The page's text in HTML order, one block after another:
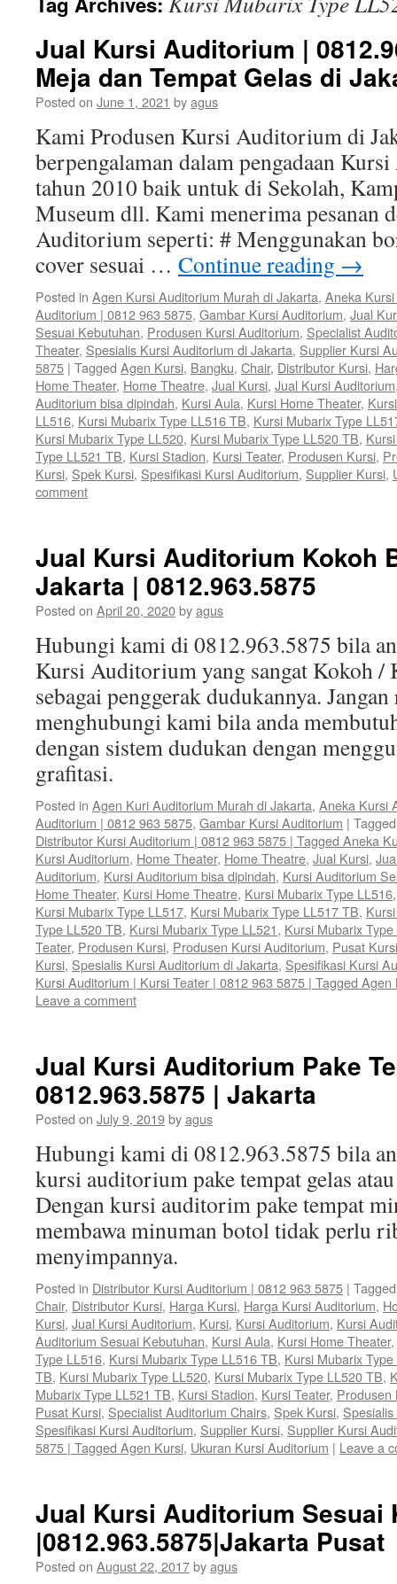
Jual Kursi Auditorium |
Meja dan Tempat Gelas di
Posted on June 1, 2021 byagus
Kami Produsen Kursi Auditorium di
berpengalaman dalam pengadaan
tahun 2010 baik untuk di Sekolah,
Museum dll. Kami menerima pesanan
Auditorium seperti: # Menggunakan
cover sesuai … Continue reading →
Posted in Agen Kursi Auditorium Murah di Jakarta, Aneka
Auditorium | 0812 963 5875, Gambar Kursi Auditorium, Jual
Sesuai Kebutuhan, Produsen Kursi Auditorium, Specialist
Theater, Spesialis Kursi Auditorium di Jakarta, Supplier Kursi
5875 | Tagged Agen Kursi, Bangku, Chair, Distributor Kursi,
Home Theater, Home Theatre, Jual Kursi, Jual Kursi Auditorium
Auditorium bisa dipindah, Kursi Aula, Kursi Home Theater,
LL516, Kursi Mubarix Type LL516 TB, Kursi Mubarix Type
Kursi Mubarix Type LL520, Kursi Mubarix Type LL520 TB,
Type LL521 TB, Kursi Stadion, Kursi Teater, Produsen Kursi,
Kursi, Spek Kursi, Spesifikasi Kursi Auditorium, Supplier Kursi,
comment
Jual Kursi Auditorium Kokoh
Jakarta | 0812.963.5875
Posted on April 20, 2020byagus
Hubungi kami di 0812.963.5875 bila
Kursi Auditorium yang sangat Kokoh /
sebagai penggerak dudukannya.
menghubungi kami bila anda
dengan sistem dudukan dengan
grafitasi.
Posted in Agen Kuri Auditorium Murah di Jakarta, Aneka Kursi
Auditorium | 0812 963 5875, Gambar Kursi Auditorium | Tagged
Distributor Kursi Auditorium | 0812 963 5875 | Tagged Aneka
Kursi Auditorium, Home Theater, Home Theatre, Jual Kursi,
Auditorium, Kursi Auditorium bisa dipindah, Kursi Auditorium
Home Theater, Kursi Home Theatre, Kursi Mubarix Type LL516
Kursi Mubarix Type LL517, Kursi Mubarix Type LL517 TB,
Type LL520 TB, Kursi Mubarix Type LL521, Kursi Mubarix
Teater, Produsen Kursi, Produsen Kursi Auditorium, Pusat Kursi
Kursi, Spesialis Kursi Auditorium di Jakarta, Spesifikasi Kursi
Kursi Auditorium | Kursi Teater | 0812 963 5875 | Tagged Agen
Leave a comment
Jual Kursi Auditorium Pake
0812.963.5875 | Jakarta
Posted on July 9, 2019byagus
Hubungi kami di 0812.963.5875 bila
kursi auditorium pake tempat gelas
Dengan kursi auditorim pake tempat
membawa minuman botol tidak perlu
menyimpannya.
Posted in Distributor Kursi Auditorium | 0812 963 5875 | Tagged
Chair, Distributor Kursi, Harga Kursi, Harga Kursi Auditorium,
Kursi, Jual Kursi Auditorium, Kursi, Kursi Auditorium, Kursi
Auditorium Sesuai Kebutuhan, Kursi Aula, Kursi Home Theater,
Type LL516, Kursi Mubarix Type LL516 TB, Kursi Mubarix
TB, Kursi Mubarix Type LL520, Kursi Mubarix Type LL520 TB,
Mubarix Type LL521 TB, Kursi Stadion, Kursi Teater, Produsen
Pusat Kursi, Specialist Auditorium Chairs, Spek Kursi,
Spesifikasi Kursi Auditorium, Supplier Kursi, Supplier Kursi
5875 | Tagged Agen Kursi, Ukuran Kursi Auditorium | Leave a
Jual Kursi Auditorium Sesuai
|0812.963.5875|Jakarta Pusat
Posted on August 22, 2017byagus